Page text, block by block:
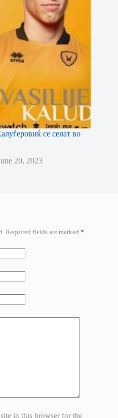
се селат во
20, 2023
Required fields are marked *
in this browser for the